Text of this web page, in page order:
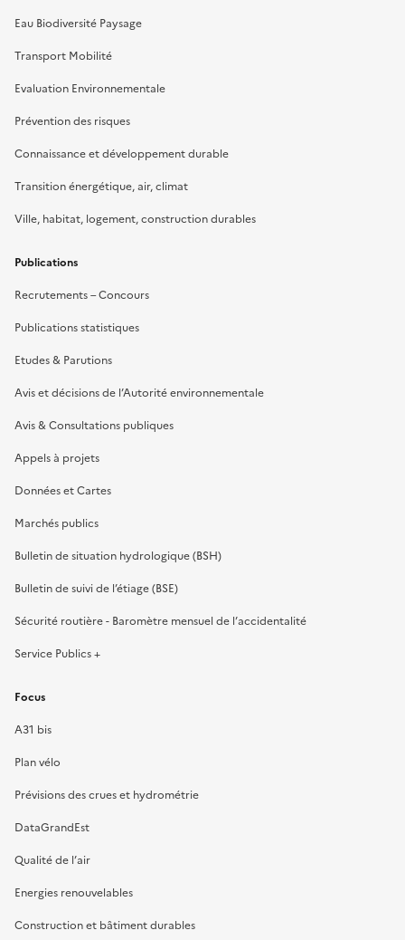
Eau Biodiversité Paysage
Transport Mobilité
Evaluation Environnementale
Prévention des risques
Connaissance et développement durable
Transition énergétique, air, climat
Ville, habitat, logement, construction durables
Publications
Recrutements – Concours
Publications statistiques
Etudes & Parutions
Avis et décisions de l’Autorité environnementale
Avis & Consultations publiques
Appels à projets
Données et Cartes
Marchés publics
Bulletin de situation hydrologique (BSH)
Bulletin de suivi de l’étiage (BSE)
Sécurité routière - Baromètre mensuel de l’accidentalité
Service Publics +
Focus
A31 bis
Plan vélo
Prévisions des crues et hydrométrie
DataGrandEst
Qualité de l’air
Energies renouvelables
Construction et bâtiment durables